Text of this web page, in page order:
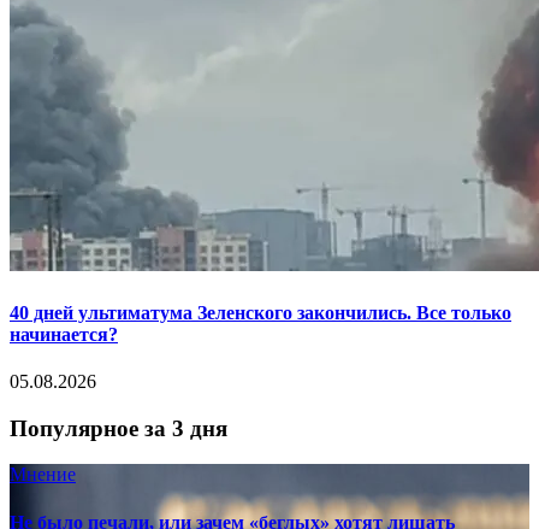
40 дней ультиматума Зеленского закончились. Все только
начинается?
05.08.2026
Популярное за 3 дня
Мнение
Не было печали, или зачем «беглых» хотят лишать